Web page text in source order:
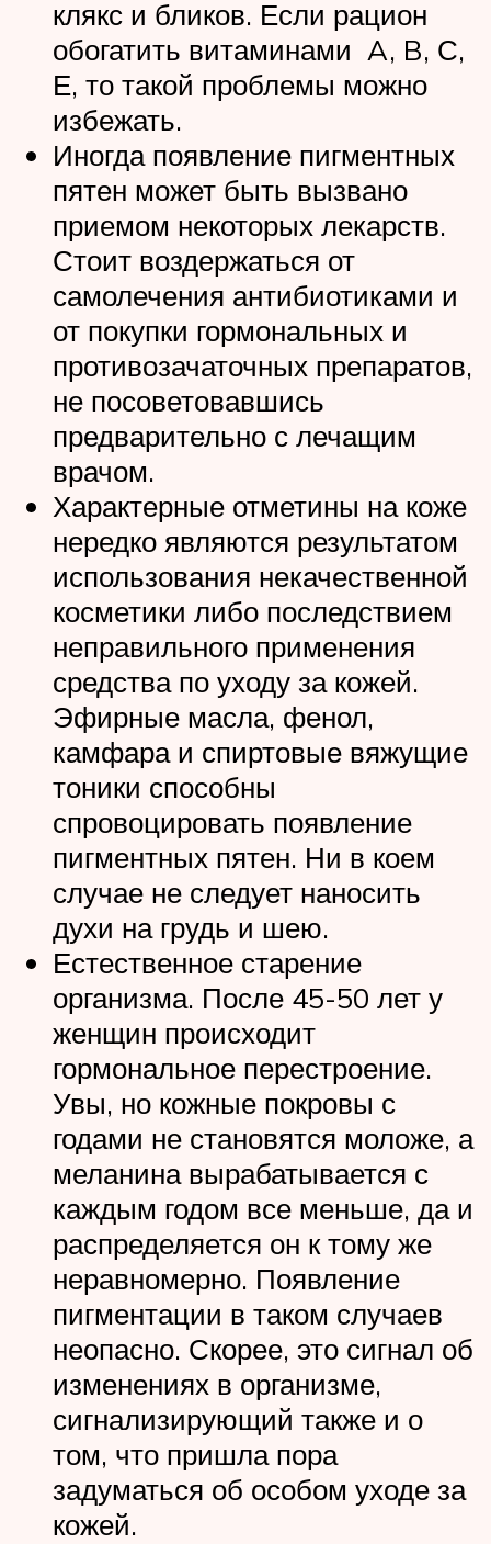
клякс и бликов. Если рацион
обогатить витаминами A, B, С,
Е, то такой проблемы можно
избежать.
Иногда появление пигментных
пятен может быть вызвано
приемом некоторых лекарств.
Стоит воздержаться от
самолечения антибиотиками и
от покупки гормональных и
противозачаточных препаратов,
не посоветовавшись
предварительно с лечащим
врачом.
Характерные отметины на коже
нередко являются результатом
использования некачественной
косметики либо последствием
неправильного применения
средства по уходу за кожей.
Эфирные масла, фенол,
камфара и спиртовые вяжущие
тоники способны
спровоцировать появление
пигментных пятен. Ни в коем
случае не следует наносить
духи на грудь и шею.
Естественное старение
организма. После 45-50 лет у
женщин происходит
гормональное перестроение.
Увы, но кожные покровы с
годами не становятся моложе, а
меланина вырабатывается с
каждым годом все меньше, да и
распределяется он к тому же
неравномерно. Появление
пигментации в таком случаев
неопасно. Скорее, это сигнал об
изменениях в организме,
сигнализирующий также и о
том, что пришла пора
задуматься об особом уходе за
кожей.